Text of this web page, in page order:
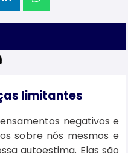
limitantes
negativos e
sobre nós mesmos e